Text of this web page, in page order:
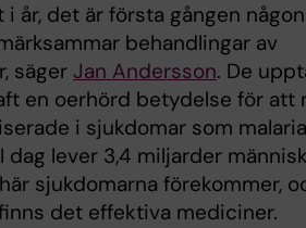
år, det är första gången
behandlingar av
säger Jan Andersson. De
en oerhörd betydelse för att
i sjukdomar som
dag lever 3,4 miljarder
sjukdomarna förekommer,
det effektiva mediciner.